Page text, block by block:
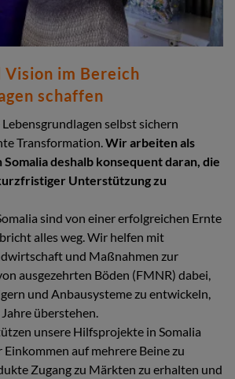
im Bereich
schaffen
selbst sichern
Transformation. Wir arbeiten als
deshalb konsequent daran, die
Unterstützung zu
sind von einer erfolgreichen Ernte
alles weg. Wir helfen mit
und Maßnahmen zur
ausgezehrten Böden (FMNR) dabei,
und Anbausysteme zu entwickeln,
überstehen.
unsere Hilfsprojekte in Somalia
auf mehrere Beine zu
Zugang zu Märkten zu erhalten und